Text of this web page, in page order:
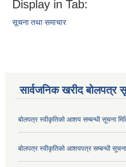
Display in Tab:
सूचना तथा समाचार
सार्वजनिक खरीद बोलपत्र
बोलपत्र स्वीकृतिको आशय सम्बन्धी सूचना
बोलपत्र स्वीकृतिको आशयपत्र सम्बन्धी